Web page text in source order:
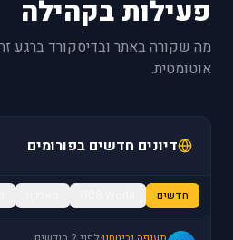
פעילות בקהילה
מה שקורה באתר ובדיסקורד ברגע
אוטומטית.
דיונים חדשים בפורומים
חדשים